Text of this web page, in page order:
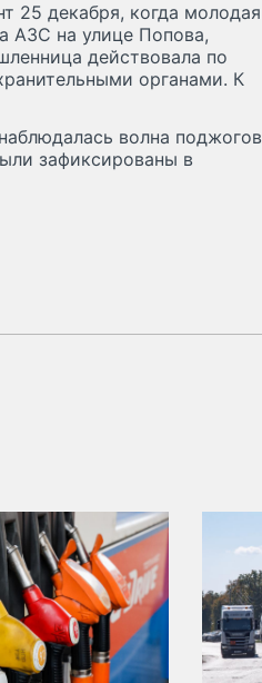
25 декабря, когда молодая
АЗС на улице Попова,
действовала по
органами. К
волна поджогов
зафиксированы в